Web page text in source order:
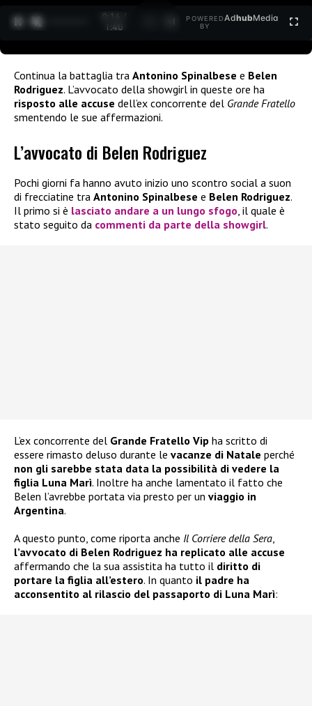
0:15 /
1:40
POWERED
BY
AdhubMedia
Continua la battaglia tra Antonino Spinalbese e Belen
Rodriguez. L’avvocato della showgirl in queste ore ha
risposto alle accuse dell’ex concorrente del Grande Fratello
smentendo le sue affermazioni.
L’avvocato di Belen Rodriguez
Pochi giorni fa hanno avuto inizio uno scontro social a suon
di frecciatine tra Antonino Spinalbese e Belen Rodriguez.
Il primo si è lasciato andare a un lungo sfogo, il quale è
stato seguito da commenti da parte della showgirl.
L’ex concorrente del Grande Fratello Vip ha scritto di
essere rimasto deluso durante le vacanze di Natale perché
non gli sarebbe stata data la possibilità di vedere la
figlia Luna Marì. Inoltre ha anche lamentato il fatto che
Belen l’avrebbe portata via presto per un viaggio in
Argentina.
A questo punto, come riporta anche Il Corriere della Sera,
l’avvocato di Belen Rodriguez ha replicato alle accuse
affermando che la sua assistita ha tutto il diritto di
portare la figlia all’estero. In quanto il padre ha
acconsentito al rilascio del passaporto di Luna Marì: